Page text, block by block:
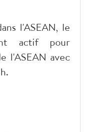
l'ASEAN, le
actif pour
l'ASEAN avec